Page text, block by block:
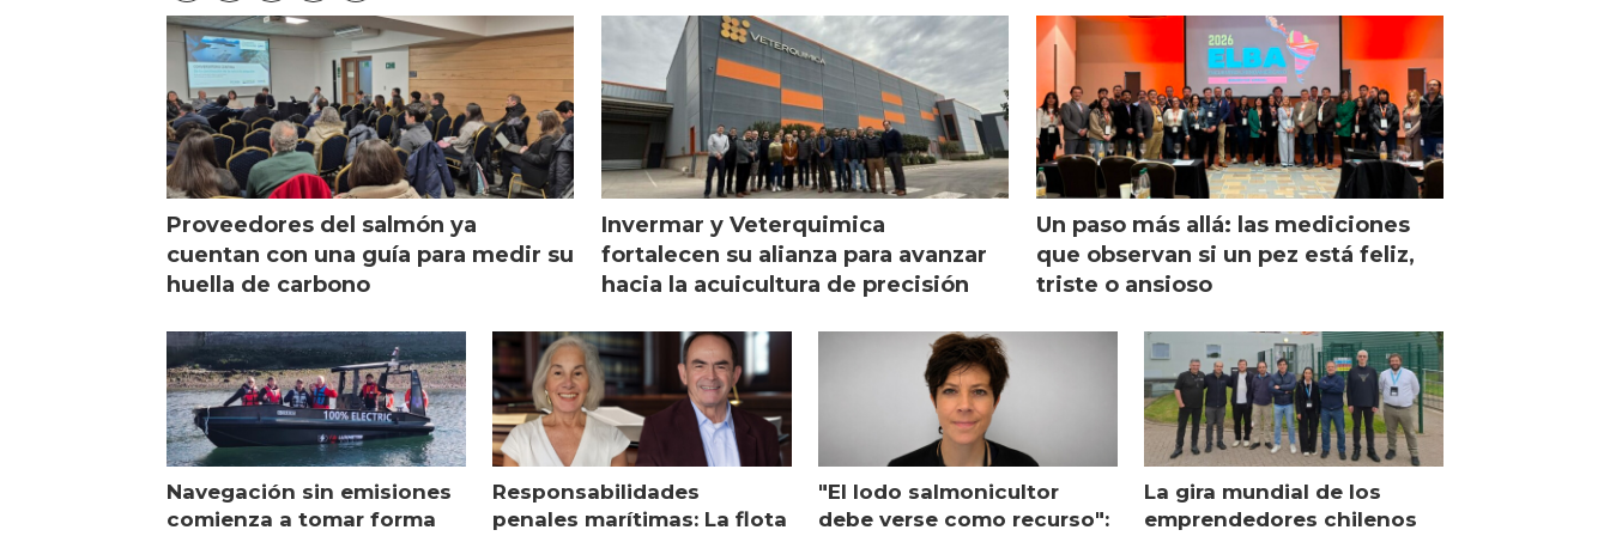
Proveedores del salmón ya
cuentan con una guía para medir su
huella de carbono
Invermar y Veterquimica
fortalecen su alianza para avanzar
hacia la acuicultura de precisión
Un paso más allá: las mediciones
que observan si un pez está feliz,
triste o ansioso
Navegación sin emisiones
comienza a tomar forma
Responsabilidades
penales marítimas: La flota
"El lodo salmonicultor
debe verse como recurso":
La gira mundial de los
emprendedores chilenos